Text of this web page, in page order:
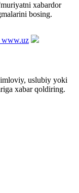
xabardor
bosing.
uslubiy yoki
xabar qoldiring.